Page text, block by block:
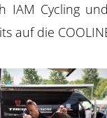
IAM Cycling
auf die